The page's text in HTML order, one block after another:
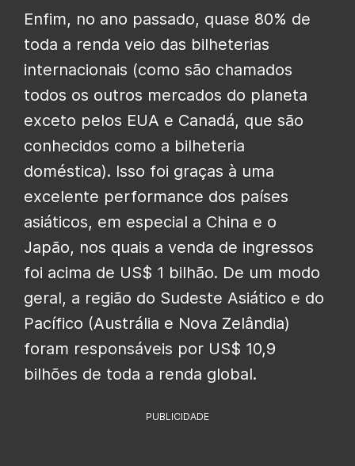
Enfim, no ano passado, quase 80% de
toda a renda veio das bilheterias
internacionais (como são chamados
todos os outros mercados do planeta
exceto pelos EUA e Canadá, que são
conhecidos como a bilheteria
doméstica). Isso foi graças à uma
excelente performance dos países
asiáticos, em especial a China e o
Japão, nos quais a venda de ingressos
foi acima de US$ 1 bilhão. De um modo
geral, a região do Sudeste Asiático e do
Pacífico (Austrália e Nova Zelândia)
foram responsáveis por US$ 10,9
bilhões de toda a renda global.
PUBLICIDADE